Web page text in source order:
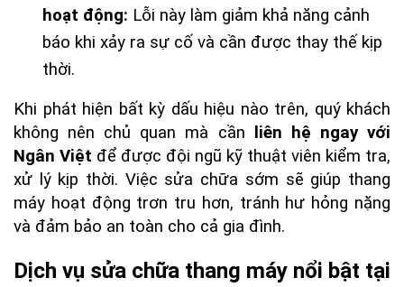
hoạt động: Lỗi này làm giảm khả năng cảnh
báo khi xảy ra sự cố và cần được thay thế kịp
thời.
Khi phát hiện bất kỳ dấu hiệu nào trên, quý khách
không nên chủ quan mà cần liên hệ ngay với
Ngân Việt để được đội ngũ kỹ thuật viên kiểm tra,
xử lý kịp thời. Việc sửa chữa sớm sẽ giúp thang
máy hoạt động trơn tru hơn, tránh hư hỏng nặng
và đảm bảo an toàn cho cả gia đình.
Dịch vụ sửa chữa thang máy nổi bật tại